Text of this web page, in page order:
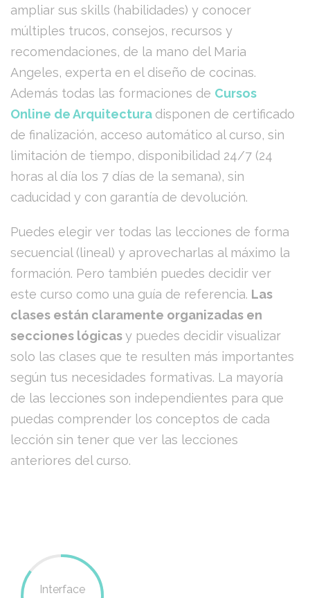
ampliar sus skills (habilidades) y conocer
múltiples trucos, consejos, recursos y
recomendaciones, de la mano del Maria
Angeles, experta en el diseño de cocinas.
Además todas las formaciones de Cursos
Online de Arquitectura disponen de certificado
de finalización, acceso automático al curso, sin
limitación de tiempo, disponibilidad 24/7 (24
horas al día los 7 días de la semana), sin
caducidad y con garantía de devolución.
Puedes elegir ver todas las lecciones de forma
secuencial (lineal) y aprovecharlas al máximo la
formación. Pero también puedes decidir ver
este curso como una guía de referencia. Las
clases están claramente organizadas en
secciones lógicasy puedes decidir visualizar
solo las clases que te resulten más importantes
según tus necesidades formativas. La mayoría
de las lecciones son independientes para que
puedas comprender los conceptos de cada
lección sin tener que ver las lecciones
anteriores del curso.
Interface